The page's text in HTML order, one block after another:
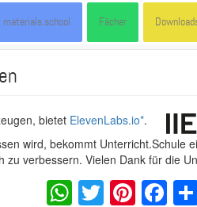
materials.school Fächer
bietet ElevenLabs.io*.
wird, bekommt Unterricht.Schule
verbessern. Vielen Dank für die
WhatsApp
Twitter